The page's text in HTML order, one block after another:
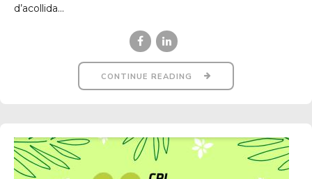
d’acollida...
CONTINUE READING